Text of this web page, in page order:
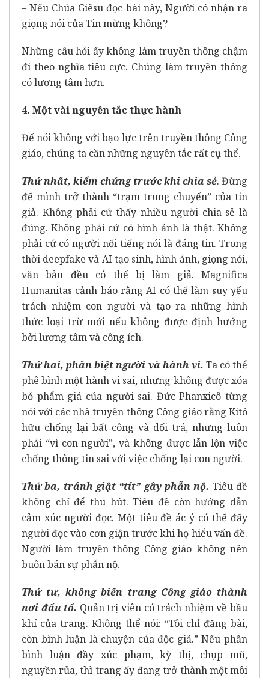
– Nếu Chúa Giêsu đọc bài này, Người có nhận ra
giọng nói của Tin mừng không?
Những câu hỏi ấy không làm truyền thông chậm
đi theo nghĩa tiêu cực. Chúng làm truyền thông
có lương tâm hơn.
4. Một vài nguyên tắc thực hành
Để nói không với bạo lực trên truyền thông Công
giáo, chúng ta cần những nguyên tắc rất cụ thể.
Thứ nhất, kiểm chứng trước khi chia sẻ. Đừng
để mình trở thành “trạm trung chuyển” của tin
giả. Không phải cứ thấy nhiều người chia sẻ là
đúng. Không phải cứ có hình ảnh là thật. Không
phải cứ có người nổi tiếng nói là đáng tin. Trong
thời deepfake và AI tạo sinh, hình ảnh, giọng nói,
văn bản đều có thể bị làm giả. Magnifica
Humanitas cảnh báo rằng AI có thể làm suy yếu
trách nhiệm con người và tạo ra những hình
thức loại trừ mới nếu không được định hướng
bởi lương tâm và công ích.
Thứ hai, phân biệt người và hành vi. Ta có thể
phê bình một hành vi sai, nhưng không được xóa
bỏ phẩm giá của người sai. Đức Phanxicô từng
nói với các nhà truyền thông Công giáo rằng Kitô
hữu chống lại bất công và dối trá, nhưng luôn
phải “vì con người”, và không được lẫn lộn việc
chống thông tin sai với việc chống lại con người.
Thứ ba, tránh giật “tít” gây phẫn nộ. Tiêu đề
không chỉ để thu hút. Tiêu đề còn hướng dẫn
cảm xúc người đọc. Một tiêu đề ác ý có thể đẩy
người đọc vào cơn giận trước khi họ hiểu vấn đề.
Người làm truyền thông Công giáo không nên
buôn bán sự phẫn nộ.
Thứ tư, không biến trang Công giáo thành
nơi đấu tố. Quản trị viên có trách nhiệm về bầu
khí của trang. Không thể nói: “Tôi chỉ đăng bài,
còn bình luận là chuyện của độc giả.” Nếu phần
bình luận đầy xúc phạm, kỳ thị, chụp mũ,
nguyền rủa, thì trang ấy đang trở thành một môi